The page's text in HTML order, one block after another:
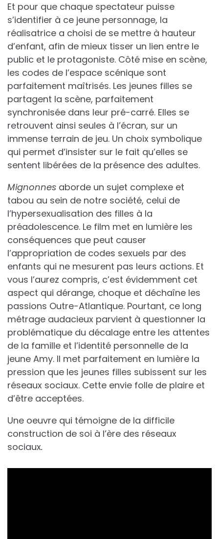
Et pour que chaque spectateur puisse
s’identifier à ce jeune personnage, la
réalisatrice a choisi de se mettre à hauteur
d’enfant, afin de mieux tisser un lien entre le
public et le protagoniste. Côté mise en scène,
les codes de l’espace scénique sont
parfaitement maîtrisés. Les jeunes filles se
partagent la scène, parfaitement
synchronisée dans leur pré-carré. Elles se
retrouvent ainsi seules à l’écran, sur un
immense terrain de jeu. Un choix symbolique
qui permet d’insister sur le fait qu’elles se
sentent libérées de la présence des adultes.
Mignonnes aborde un sujet complexe et
tabou au sein de notre société, celui de
l’hypersexualisation des filles à la
préadolescence. Le film met en lumière les
conséquences que peut causer
l’appropriation de codes sexuels par des
enfants qui ne mesurent pas leurs actions. Et
vous l’aurez compris, c’est évidemment cet
aspect qui dérange, choque et déchaîne les
passions Outre-Atlantique. Pourtant, ce long
métrage audacieux parvient à questionner la
problématique du décalage entre les attentes
de la famille et l’identité personnelle de la
jeune Amy. Il met parfaitement en lumière la
pression que les jeunes filles subissent sur les
réseaux sociaux. Cette envie folle de plaire et
d’être acceptées.
Une oeuvre qui témoigne de la difficile
construction de soi à l’ère des réseaux
sociaux.